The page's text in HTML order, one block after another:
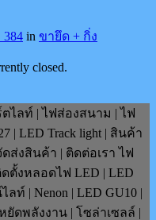
384 in ขายึด + กิ่ง
closed.
ไลท์ | ไฟส่องสนาม | ไฟ
| LED Track light | สินค้า
ส่งสินค้า | ติดต่อเรา ไฟ
ดตั้งหลอดไฟ LED | LED
ท์ | Nenon | LED GU10 |
ยัดพลังงาน | โซล่าเซลล์ |